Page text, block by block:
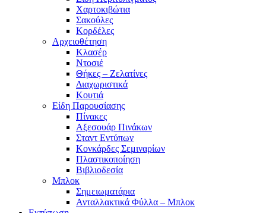
Χαρτοκιβώτια
Σακούλες
Κορδέλες
Αρχειοθέτηση
Κλασέρ
Ντοσιέ
Θήκες – Ζελατίνες
Διαχωριστικά
Κουτιά
Είδη Παρουσίασης
Πίνακες
Αξεσουάρ Πινάκων
Σταντ Εντύπων
Κονκάρδες Σεμιναρίων
Πλαστικοποίηση
Βιβλιοδεσία
Μπλοκ
Σημειωματάρια
Ανταλλακτικά Φύλλα – Μπλοκ